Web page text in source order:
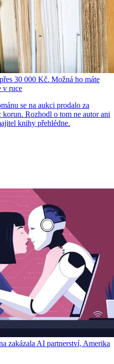
30 000 Kč. Možná ho máte
v ruce
se na aukci prodalo za
Rozhodl o tom ne autor ani
knihy přehlédne.
zakázala AI partnerství, Amerika